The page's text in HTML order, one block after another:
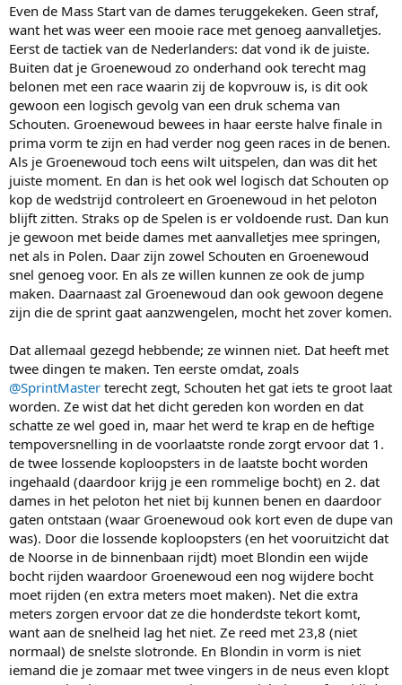
Even de Mass Start van de dames teruggekeken. Geen straf,
want het was weer een mooie race met genoeg aanvalletjes.
Eerst de tactiek van de Nederlanders: dat vond ik de juiste.
Buiten dat je Groenewoud zo onderhand ook terecht mag
belonen met een race waarin zij de kopvrouw is, is dit ook
gewoon een logisch gevolg van een druk schema van
Schouten. Groenewoud bewees in haar eerste halve finale in
prima vorm te zijn en had verder nog geen races in de benen.
Als je Groenewoud toch eens wilt uitspelen, dan was dit het
juiste moment. En dan is het ook wel logisch dat Schouten op
kop de wedstrijd controleert en Groenewoud in het peloton
blijft zitten. Straks op de Spelen is er voldoende rust. Dan kun
je gewoon met beide dames met aanvalletjes mee springen,
net als in Polen. Daar zijn zowel Schouten en Groenewoud
snel genoeg voor. En als ze willen kunnen ze ook de jump
maken. Daarnaast zal Groenewoud dan ook gewoon degene
zijn die de sprint gaat aanzwengelen, mocht het zover komen.
Dat allemaal gezegd hebbende; ze winnen niet. Dat heeft met
twee dingen te maken. Ten eerste omdat, zoals
@SprintMaster terecht zegt, Schouten het gat iets te groot laat
worden. Ze wist dat het dicht gereden kon worden en dat
schatte ze wel goed in, maar het werd te krap en de heftige
tempoversnelling in de voorlaatste ronde zorgt ervoor dat 1.
de twee lossende koploopsters in de laatste bocht worden
ingehaald (daardoor krijg je een rommelige bocht) en 2. dat
dames in het peloton het niet bij kunnen benen en daardoor
gaten ontstaan (waar Groenewoud ook kort even de dupe van
was). Door die lossende koploopsters (en het vooruitzicht dat
de Noorse in de binnenbaan rijdt) moet Blondin een wijde
bocht rijden waardoor Groenewoud een nog wijdere bocht
moet rijden (en extra meters moet maken). Net die extra
meters zorgen ervoor dat ze die honderdste tekort komt,
want aan de snelheid lag het niet. Ze reed met 23,8 (niet
normaal) de snelste slotronde. En Blondin in vorm is niet
iemand die je zomaar met twee vingers in de neus even klopt